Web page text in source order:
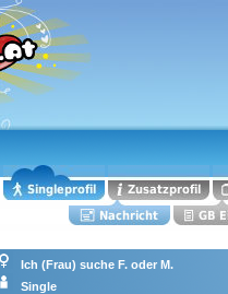
Ich (Frau) suche F. oder M.
Single